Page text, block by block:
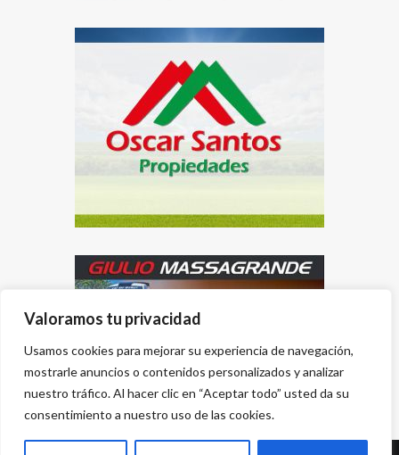
Valoramos tu privacidad
Usamos cookies para mejorar su experiencia de navegación,
mostrarle anuncios o contenidos personalizados y analizar
nuestro tráfico. Al hacer clic en “Aceptar todo” usted da su
consentimiento a nuestro uso de las cookies.